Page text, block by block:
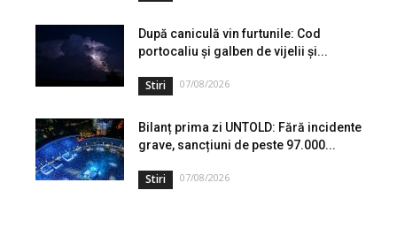
După caniculă vin furtunile: Cod
portocaliu și galben de vijelii și...
Stiri 07/08/2026
Bilanț prima zi UNTOLD: Fără incidente
grave, sancțiuni de peste 97.000...
Stiri 07/08/2026